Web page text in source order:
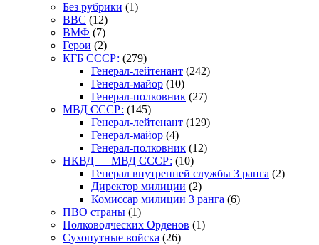
Без рубрики (1)
ВВС (12)
ВМФ (7)
Герои (2)
КГБ СССР: (279)
Генерал-лейтенант (242)
Генерал-майор (10)
Генерал-полковник (27)
МВД СССР: (145)
Генерал-лейтенант (129)
Генерал-майор (4)
Генерал-полковник (12)
НКВД — МВД СССР: (10)
Генерал внутренней службы 3 ранга (2)
Директор милиции (2)
Комиссар милиции 3 ранга (6)
ПВО страны (1)
Полководческих Орденов (1)
Сухопутные войска (26)